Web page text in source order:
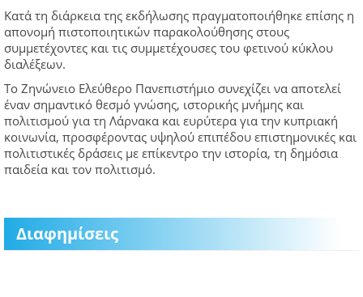
Κατά τη διάρκεια της εκδήλωσης πραγματοποιήθηκε επίσης η
απονομή πιστοποιητικών παρακολούθησης στους
συμμετέχοντες και τις συμμετέχουσες του φετινού κύκλου
διαλέξεων.
Το Ζηνώνειο Ελεύθερο Πανεπιστήμιο συνεχίζει να αποτελεί
έναν σημαντικό θεσμό γνώσης, ιστορικής μνήμης και
πολιτισμού για τη Λάρνακα και ευρύτερα για την κυπριακή
κοινωνία, προσφέροντας υψηλού επιπέδου επιστημονικές και
πολιτιστικές δράσεις με επίκεντρο την ιστορία, τη δημόσια
παιδεία και τον πολιτισμό.
Διαφημίσεις